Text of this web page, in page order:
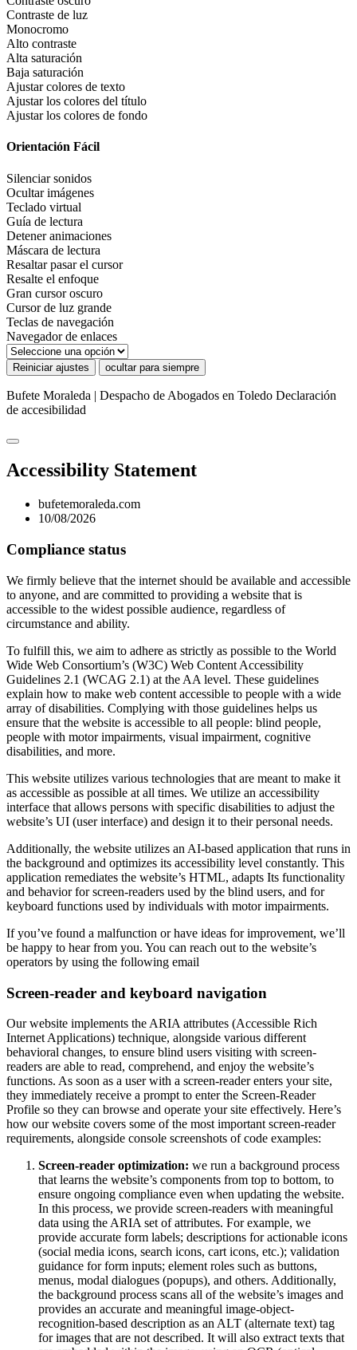
Contraste de luz
Monocromo
Alto contraste
Alta saturación
Baja saturación
Ajustar colores de texto
Ajustar los colores del título
Ajustar los colores de fondo
Orientación Fácil
Silenciar sonidos
Ocultar imágenes
Teclado virtual
Guía de lectura
Detener animaciones
Máscara de lectura
Resaltar pasar el cursor
Resalte el enfoque
Gran cursor oscuro
Cursor de luz grande
Teclas de navegación
Navegador de enlaces
Reiniciar ajustes ocultar para siempre
Bufete Moraleda | Despacho de Abogados en Toledo Declaración
de accesibilidad
Accessibility Statement
bufetemoraleda.com
10/08/2026
Compliance status
We firmly believe that the internet should be available and accessible
to anyone, and are committed to providing a website that is
accessible to the widest possible audience, regardless of
circumstance and ability.
To fulfill this, we aim to adhere as strictly as possible to the World
Wide Web Consortium’s (W3C) Web Content Accessibility
Guidelines 2.1 (WCAG 2.1) at the AA level. These guidelines
explain how to make web content accessible to people with a wide
array of disabilities. Complying with those guidelines helps us
ensure that the website is accessible to all people: blind people,
people with motor impairments, visual impairment, cognitive
disabilities, and more.
This website utilizes various technologies that are meant to make it
as accessible as possible at all times. We utilize an accessibility
interface that allows persons with specific disabilities to adjust the
website’s UI (user interface) and design it to their personal needs.
Additionally, the website utilizes an AI-based application that runs in
the background and optimizes its accessibility level constantly. This
application remediates the website’s HTML, adapts Its functionality
and behavior for screen-readers used by the blind users, and for
keyboard functions used by individuals with motor impairments.
If you’ve found a malfunction or have ideas for improvement, we’ll
be happy to hear from you. You can reach out to the website’s
operators by using the following email
Screen-reader and keyboard navigation
Our website implements the ARIA attributes (Accessible Rich
Internet Applications) technique, alongside various different
behavioral changes, to ensure blind users visiting with screen-
readers are able to read, comprehend, and enjoy the website’s
functions. As soon as a user with a screen-reader enters your site,
they immediately receive a prompt to enter the Screen-Reader
Profile so they can browse and operate your site effectively. Here’s
how our website covers some of the most important screen-reader
requirements, alongside console screenshots of code examples:
Screen-reader optimization: we run a background process
that learns the website’s components from top to bottom, to
ensure ongoing compliance even when updating the website.
In this process, we provide screen-readers with meaningful
data using the ARIA set of attributes. For example, we
provide accurate form labels; descriptions for actionable icons
(social media icons, search icons, cart icons, etc.); validation
guidance for form inputs; element roles such as buttons,
menus, modal dialogues (popups), and others. Additionally,
the background process scans all of the website’s images and
provides an accurate and meaningful image-object-
recognition-based description as an ALT (alternate text) tag
for images that are not described. It will also extract texts that